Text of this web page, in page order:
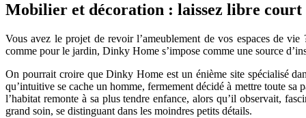
Mobilier et décoration : laissez libre court
Vous avez le projet de revoir l’ameublement de vos espaces de
comme pour le jardin, Dinky Home s’impose comme une source
On pourrait croire que Dinky Home est un énième site spécialisé
qu’intuitive se cache un homme, fermement décidé à mettre toute
l’habitat remonte à sa plus tendre enfance, alors qu’il observait,
grand soin, se distinguant dans les moindres petits détails.